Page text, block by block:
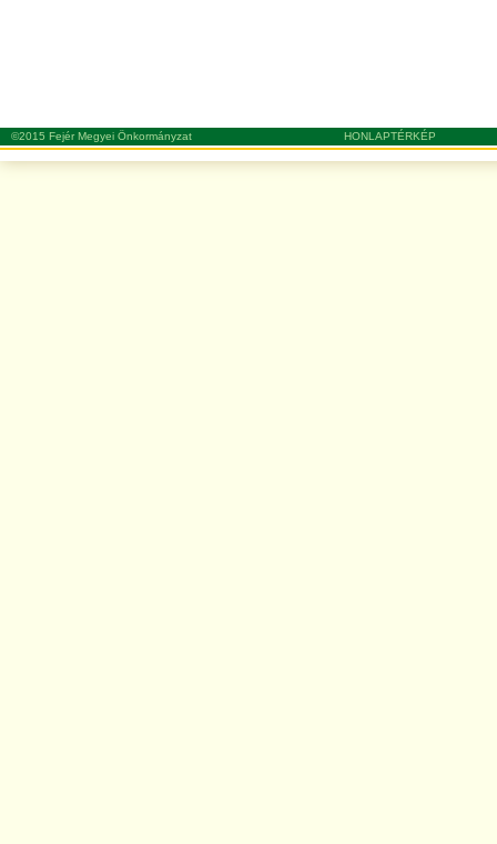
©2015 Fejér Megyei Önkormányzat HONLAPTÉRKÉP